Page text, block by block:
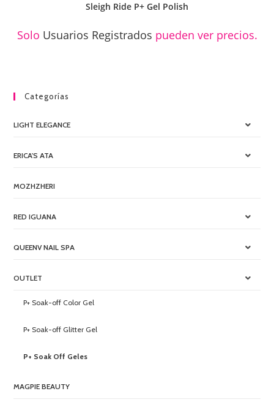
Sleigh Ride P+ Gel Polish
Solo Usuarios Registrados pueden ver precios.
Categorías
LIGHT ELEGANCE
ERICA'S ATA
MOZHZHERI
RED IGUANA
QUEENV NAIL SPA
OUTLET
P+ Soak-off Color Gel
P+ Soak-off Glitter Gel
P+ Soak Off Geles
MAGPIE BEAUTY